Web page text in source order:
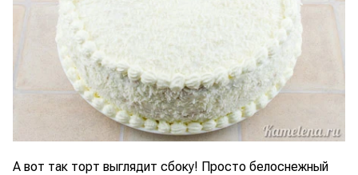
А вот так торт выглядит сбоку! Просто белоснежный